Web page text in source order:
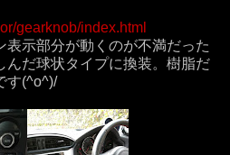
gearknob/index.html
示部分が動くのが不満だった
んだ球状タイプに換装。樹脂だ
す(^o^)/